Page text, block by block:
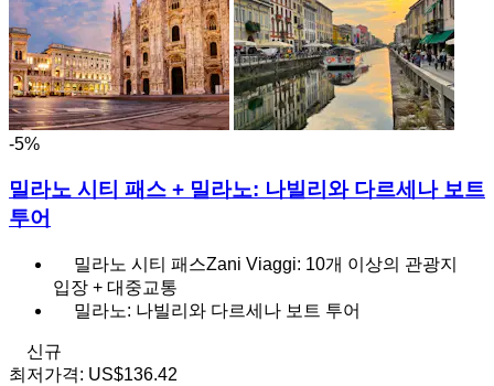
-5%
밀라노 시티 패스 + 밀라노: 나빌리와 다르세나 보트
투어
밀라노 시티 패스Zani Viaggi: 10개 이상의 관광지
입장 + 대중교통
밀라노: 나빌리와 다르세나 보트 투어
신규
최저가격: US$136.42